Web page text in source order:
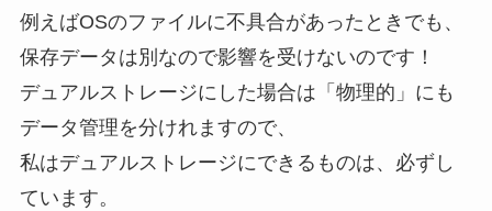
例えばOSのファイルに不具合があったときでも、
保存データは別なので影響を受けないのです！
デュアルストレージにした場合は「物理的」にも
データ管理を分けれますので、
私はデュアルストレージにできるものは、必ずし
ています。